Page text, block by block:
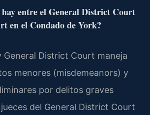
hay entre el General District Court
en el Condado de York?
General District Court maneja
menores (misdemeanors) y
por delitos graves
del General District Court